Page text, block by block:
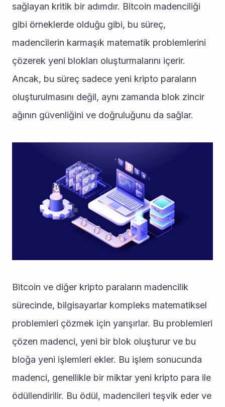
sağlayan kritik bir adımdır. Bitcoin madenciliği
gibi örneklerde olduğu gibi, bu süreç,
madencilerin karmaşık matematik problemlerini
çözerek yeni blokları oluşturmalarını içerir.
Ancak, bu süreç sadece yeni kripto paraların
oluşturulmasını değil, aynı zamanda blok zincir
ağının güvenliğini ve doğruluğunu da sağlar.
Bitcoin ve diğer kripto paraların madencilik
sürecinde, bilgisayarlar kompleks matematiksel
problemleri çözmek için yarışırlar. Bu problemleri
çözen madenci, yeni bir blok oluşturur ve bu
bloğa yeni işlemleri ekler. Bu işlem sonucunda
madenci, genellikle bir miktar yeni kripto para ile
ödüllendirilir. Bu ödül, madencileri teşvik eder ve